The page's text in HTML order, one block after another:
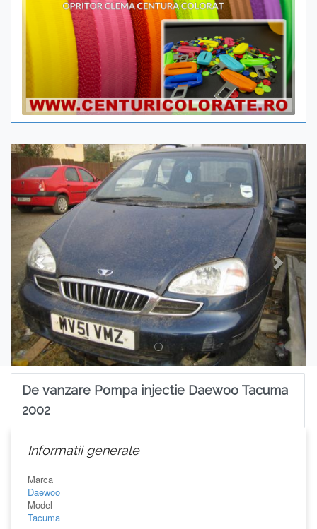
Previous Next
De vanzare Pompa injectie Daewoo Tacuma
2002
Informatii generale
Marca
Daewoo
Model
Tacuma